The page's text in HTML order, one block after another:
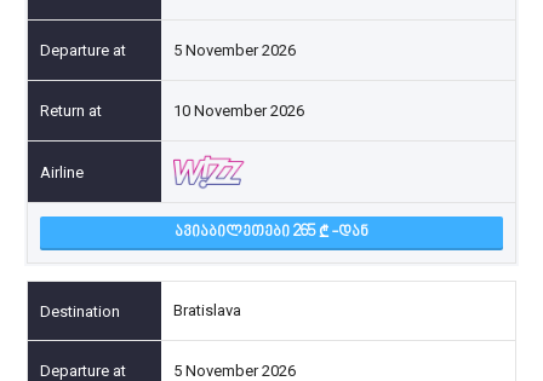
5 November 2026
10 November 2026
ᲐᲕᲘᲐᲑᲘᲚᲔᲗᲔᲑᲘ 265 -ᲓᲐᲜ
Bratislava
5 November 2026